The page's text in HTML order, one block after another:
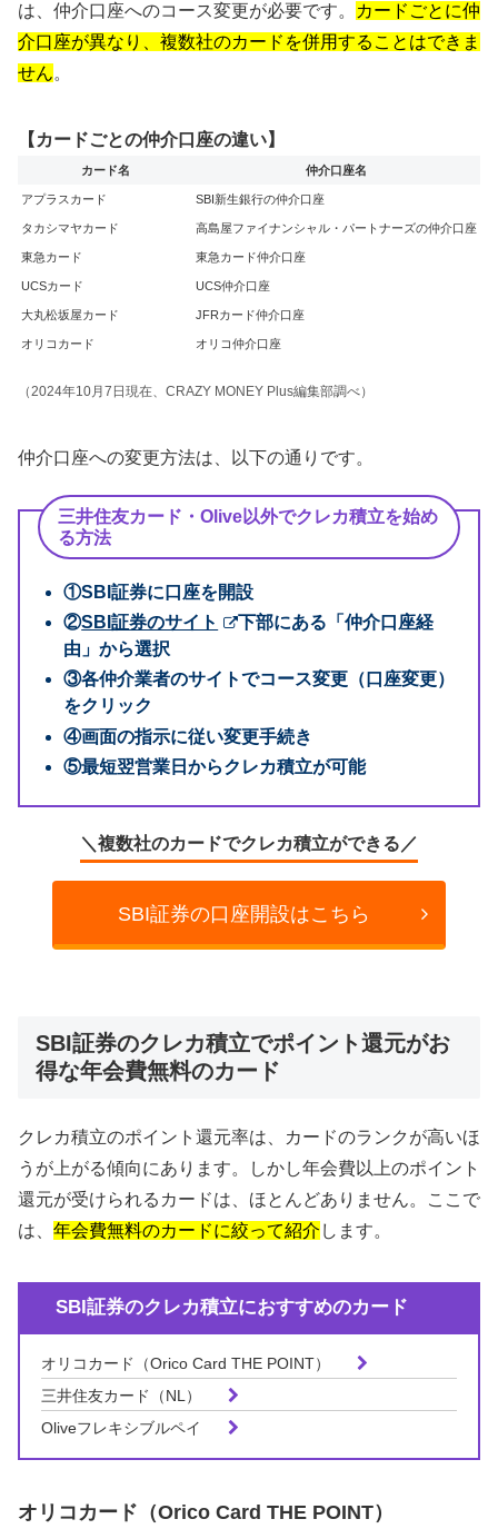
は、仲介口座へのコース変更が必要です。
カードごとに仲
介口座が異なり、複数社のカードを併用することはできま
せん。
【カードごとの仲介口座の違い】
カード名 仲介口座名
アプラスカード SBI新生銀行の仲介口座
タカシマヤカード 高島屋ファイナンシャル・パートナーズの仲介口座
東急カード 東急カード仲介口座
UCSカード UCS仲介口座
大丸松坂屋カード JFRカード仲介口座
オリコカード オリコ仲介口座
（2024年10月7日現在、CRAZY MONEY Plus編集部調べ）
仲介口座への変更方法は、以下の通りです。
三井住友カード・Olive以外でクレカ積立を始め
る方法
①SBI証券に口座を開設
②SBI証券のサイト
下部にある「仲介口座経
由」から選択
③各仲介業者のサイトでコース変更（口座変更）
をクリック
④画面の指示に従い変更手続き
⑤最短翌営業日からクレカ積立が可能
＼複数社のカードでクレカ積立ができる／
SBI証券の口座開設はこちら
SBI証券のクレカ積立でポイント還元がお
得な年会費無料のカード
クレカ積立のポイント還元率は、カードのランクが高いほ
うが上がる傾向にあります。しかし年会費以上のポイント
還元が受けられるカードは、ほとんどありません。ここで
は、 年会費無料のカードに絞って紹介 します。
SBI証券のクレカ積立におすすめのカード
オリコカード（Orico Card THE POINT）
三井住友カード（NL）
Oliveフレキシブルペイ
オリコカード（Orico Card THE POINT）